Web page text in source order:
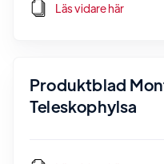
Läs vidare här
Produktblad
Teleskophylsa